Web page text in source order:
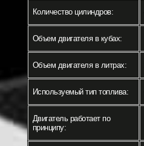
Количество цилиндров:
Объем двигателя в кубах:
Объем двигателя в литрах:
Используемый тип топлива:
Двигатель работает по
принципу: